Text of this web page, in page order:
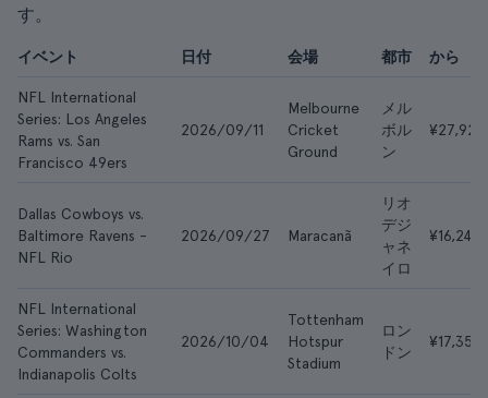
す。
イベント 日付 会場 都市 から
NFL International
Series: Los Angeles
Rams vs. San
Francisco 49ers
2026/09/11
Melbourne
Cricket
Ground
メル
ボル
ン
¥27,923
Dallas Cowboys vs.
Baltimore Ravens -
NFL Rio
2026/09/27 Maracanã
リオ
デジ
ャネ
イロ
¥16,249
NFL International
Series: Washington
Commanders vs.
Indianapolis Colts
2026/10/04
Tottenham
Hotspur
Stadium
ロン
ドン
¥17,353